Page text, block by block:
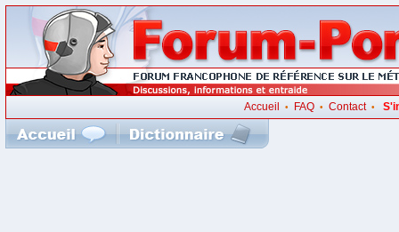
Accueil • FAQ• Contact•